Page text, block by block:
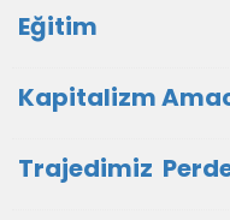
Eğitim
Kapitalizm
Trajedimiz